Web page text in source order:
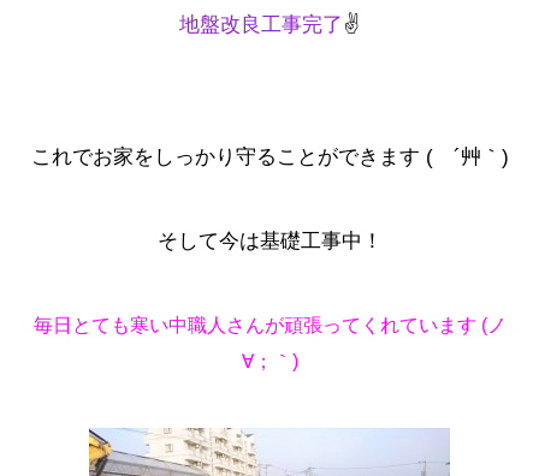
地盤改良工事完了 ✌
これでお家をしっかり守ることができます ( ´艸｀)
そして今は基礎工事中！
毎日とても寒い中職人さんが頑張ってくれています (ノ
∀；｀)